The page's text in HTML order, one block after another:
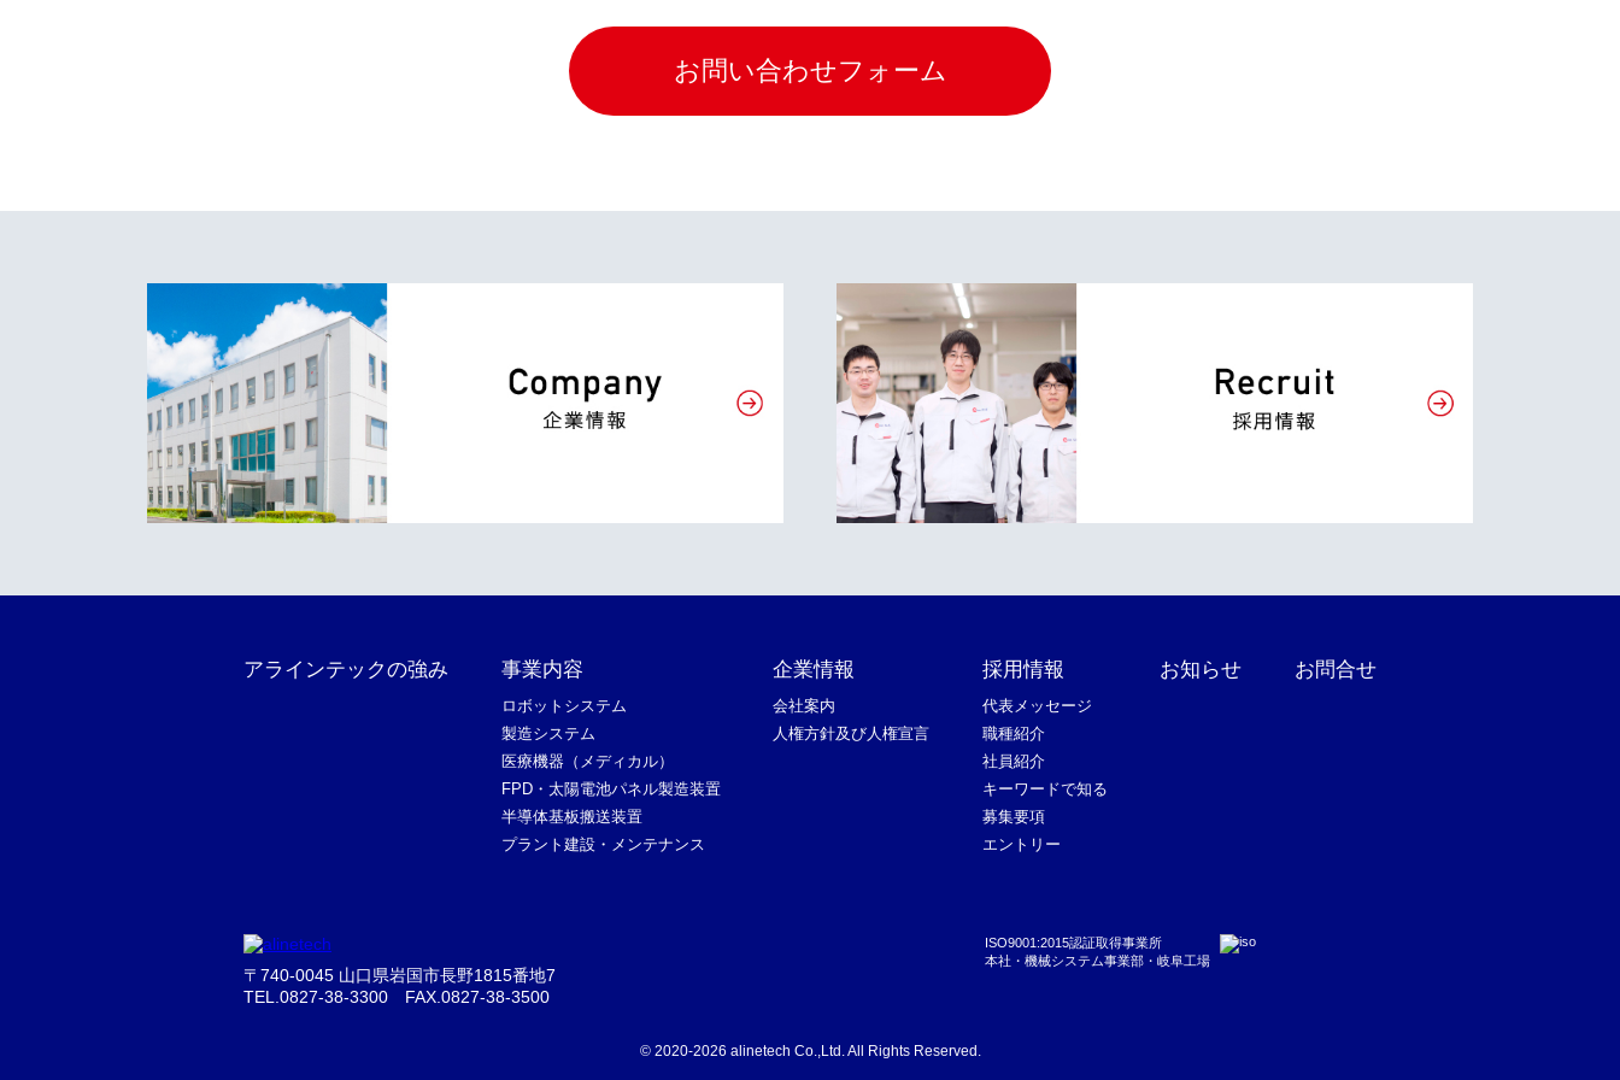
お問い合わせフォーム
アラインテックの強み 事業内容
ロボットシステム
製造システム
医療機器（メディカル）
FPD・太陽電池パネル製造装置
半導体基板搬送装置
プラント建設・メンテナンス
企業情報
会社案内
人権方針及び人権宣言
採用情報
代表メッセージ
職種紹介
社員紹介
キーワードで知る
募集要項
エントリー
お知らせ お問合せ
〒740-0045 山口県岩国市長野1815番地7
TEL.0827-38-3300 FAX.0827-38-3500
ISO9001:2015認証取得事業所
本社・機械システム事業部・岐阜工場
© 2020-2026 alinetech Co.,Ltd. All Rights Reserved.